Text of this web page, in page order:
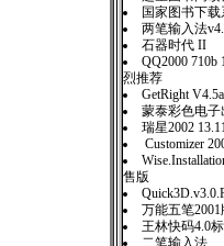
国家图书下
两笔输入法
石器时代 II
QQ2000
烈推荐
GetRight
蒙泰彩色电
瑞星2002
Customizer
售版
万能五笔
王林快码4.0
二笔输入法